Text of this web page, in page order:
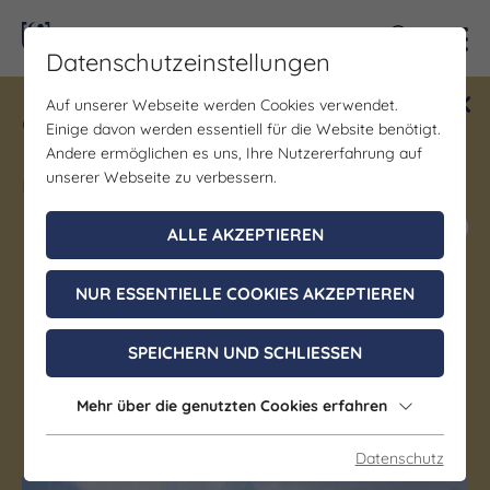
Gewinne ein Blind Date mit Saale-
Unstrut! Teilnahme vom 1.7. - 18.12.
möglich.
Jetzt mitmachen
Hotel "Zum Wehrdamm"
Naumburg (Saale) OT Bad Kösen
Regionale Küche
Datenschutzeinstellungen
Auf unserer Webseite werden Cookies verwendet.
Einige davon werden essentiell für die Website benötigt.
Andere ermöglichen es uns, Ihre Nutzererfahrung auf
unserer Webseite zu verbessern.
ALLE AKZEPTIEREN
NUR ESSENTIELLE COOKIES AKZEPTIEREN
SPEICHERN UND SCHLIESSEN
Mehr über die genutzten Cookies erfahren
Datenschutz